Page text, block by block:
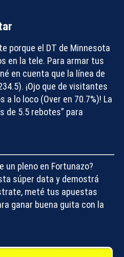
porque el DT de Minnesota
en la tele. Para armar tus
en cuenta que la línea de
¡Ojo que de visitantes
a lo loco (Over en 70.7%)! La
de 5.5 rebotes” para
un pleno en Fortunazo?
súper data y demostrá
meté tus apuestas
ganar buena guita con la